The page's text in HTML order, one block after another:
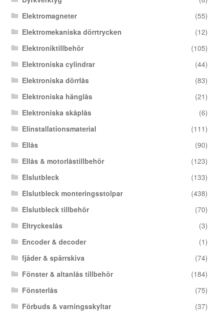
Elektromagneter
(55)
Elektromekaniska dörrtrycken
(12)
Elektroniktillbehör
(105)
Elektroniska cylindrar
(44)
Elektroniska dörrlås
(83)
Elektroniska hänglås
(21)
Elektroniska skåplås
(6)
Elinstallationsmaterial
(111)
Ellås
(90)
Ellås & motorlåstillbehör
(123)
Elslutbleck
(133)
Elslutbleck monteringsstolpar
(438)
Elslutbleck tillbehör
(70)
Eltryckeslås
(3)
Encoder & decoder
(1)
fjäder & spärrskiva
(74)
Fönster & altanlås tillbehör
(184)
Fönsterlås
(75)
Förbuds & varningsskyltar
(37)